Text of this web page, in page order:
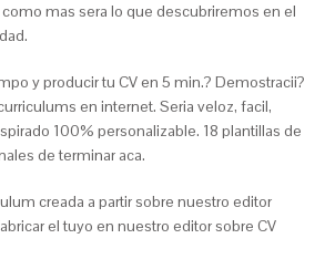
mas sera lo que descubriremos en el
y producir tu CV en 5 min.? Demostracii?
en internet. Seri­a veloz, facil,
100% personalizable. 18 plantillas de
de terminar aca.
creada a partir sobre nuestro editor
el tuyo en nuestro editor sobre CV